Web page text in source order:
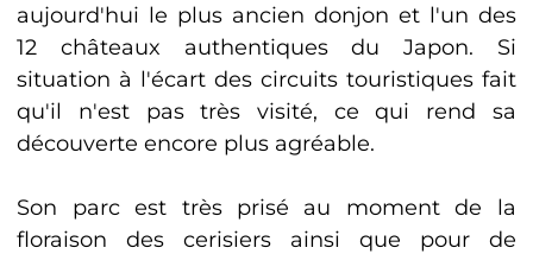
aujourd'hui le plus ancien donjon et l'un des
12 châteaux authentiques du Japon. Si
situation à l'écart des circuits touristiques fait
qu'il n'est pas très visité, ce qui rend sa
découverte encore plus agréable.
Son parc est très prisé au moment de la
floraison des cerisiers ainsi que pour de